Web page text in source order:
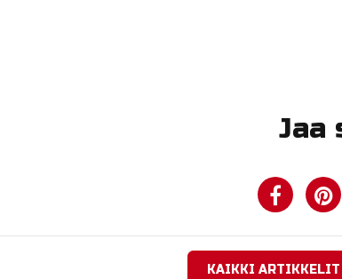
Jaa
KAIKKI ARTIKKELIT